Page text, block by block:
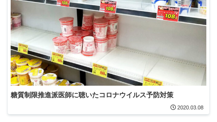
糖質制限推進派医師に聴いたコロナウイルス予防対策
2020.03.08